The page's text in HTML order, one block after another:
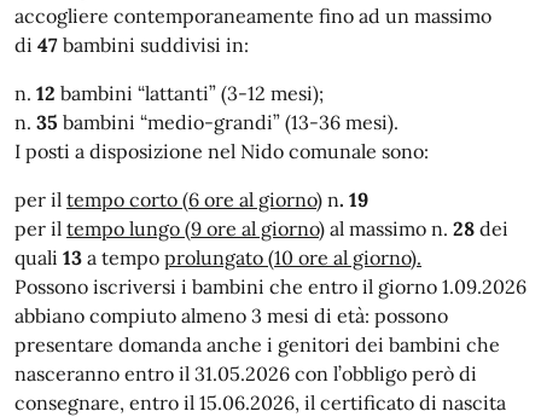
accogliere contemporaneamente fino ad un massimo
di 47 bambini suddivisi in:
n. 12 bambini “lattanti” (3-12 mesi);
n. 35 bambini “medio-grandi” (13-36 mesi).
I posti a disposizione nel Nido comunale sono:
per il tempo corto (6 ore al giorno) n. 19
per il tempo lungo (9 ore al giorno) al massimo n. 28 dei
quali 13 a tempo prolungato (10 ore al giorno).
Possono iscriversi i bambini che entro il giorno 1.09.2026
abbiano compiuto almeno 3 mesi di età: possono
presentare domanda anche i genitori dei bambini che
nasceranno entro il 31.05.2026 con l’obbligo però di
consegnare, entro il 15.06.2026, il certificato di nascita